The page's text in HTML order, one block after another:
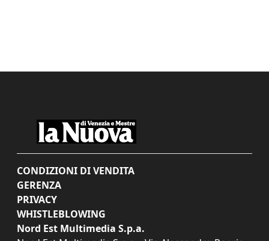
CONDIZIONI DI VENDITA
GERENZA
PRIVACY
WHISTLEBLOWING
Nord Est Multimedia S.p.a.